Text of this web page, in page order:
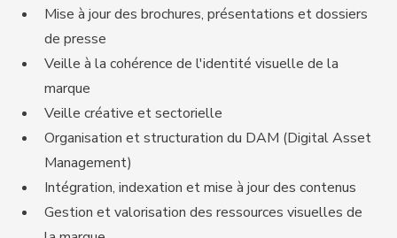
Mise à jour des brochures, présentations et dossiers
de presse
Veille à la cohérence de l'identité visuelle de la
marque
Veille créative et sectorielle
Organisation et structuration du DAM (Digital Asset
Management)
Intégration, indexation et mise à jour des contenus
Gestion et valorisation des ressources visuelles de